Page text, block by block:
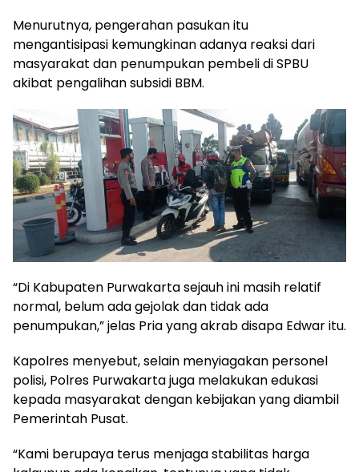
Menurutnya, pengerahan pasukan itu
mengantisipasi kemungkinan adanya reaksi dari
masyarakat dan penumpukan pembeli di SPBU
akibat pengalihan subsidi BBM.
“Di Kabupaten Purwakarta sejauh ini masih relatif
normal, belum ada gejolak dan tidak ada
penumpukan,” jelas Pria yang akrab disapa Edwar itu.
Kapolres menyebut, selain menyiagakan personel
polisi, Polres Purwakarta juga melakukan edukasi
kepada masyarakat dengan kebijakan yang diambil
Pemerintah Pusat.
“Kami berupaya terus menjaga stabilitas harga